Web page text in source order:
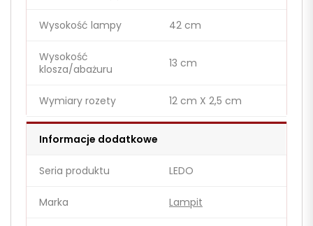
Wysokość lampy 42 cm
Wysokość
klosza/abażuru
13 cm
Wymiary rozety 12 cm X 2,5 cm
Informacje dodatkowe
Seria produktu LEDO
Marka Lampit